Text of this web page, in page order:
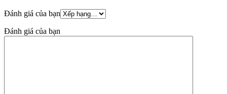
Đánh giá của bạn
Đánh giá của bạn